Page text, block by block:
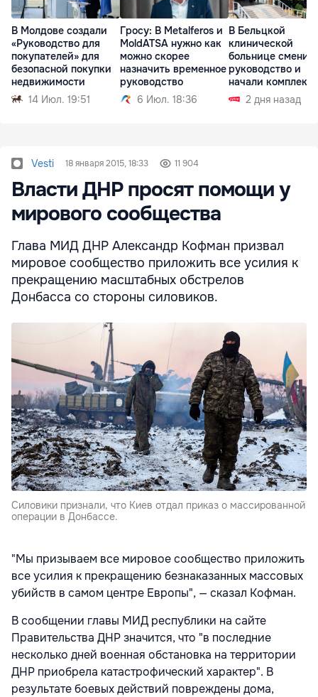
В Молдове создали
«Руководство для
покупателей» для
безопасной покупки
недвижимости
14 Июл. 19:51
Гросу: В Metalferos и
MoldATSA нужно как
можно скорее
назначить временное
руководство
6 Июл. 18:36
В Бельцкой
клинической
больнице
руководство и
начали
проверку
2 дня назад
Vesti 18 января 2015, 18:33 11 904
Власти ДНР просят помощи у
мирового сообщества
Глава МИД ДНР Александр Кофман призвал
мировое сообщество приложить все усилия к
прекращению масштабных обстрелов
Донбасса со стороны силовиков.
Силовики признали, что Киев отдал приказ о массированной
операции в Донбассе.
"Мы призываем все мировое сообщество приложить
все усилия к прекращению безнаказанных массовых
убийств в самом центре Европы", — сказал Кофман.
В сообщении главы МИД республики на сайте
Правительства ДНР значится, что "в последние
несколько дней военная обстановка на территории
ДНР приобрела катастрофический характер". В
результате боевых действий повреждены дома,